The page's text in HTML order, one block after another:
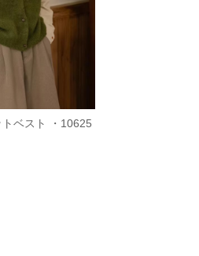
ベスト ・10625